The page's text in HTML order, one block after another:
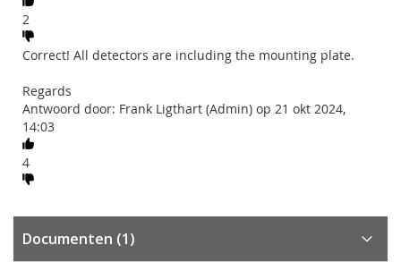
2
Correct! All detectors are including the mounting plate.
Regards
Antwoord door: Frank Ligthart (Admin) op 21 okt 2024,
14:03
4
Documenten (1)